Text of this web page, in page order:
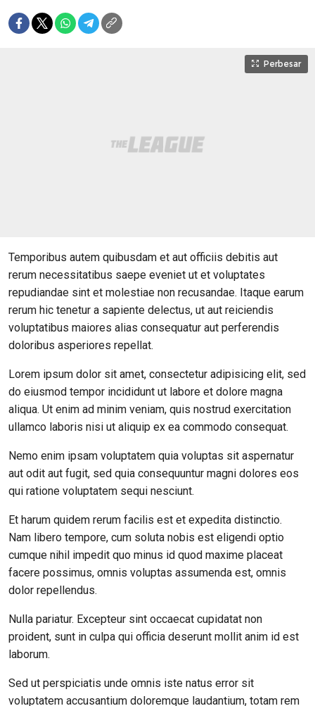
Perbesar
Temporibus autem quibusdam et aut officiis debitis aut
rerum necessitatibus saepe eveniet ut et voluptates
repudiandae sint et molestiae non recusandae. Itaque earum
rerum hic tenetur a sapiente delectus, ut aut reiciendis
voluptatibus maiores alias consequatur aut perferendis
doloribus asperiores repellat.
Lorem ipsum dolor sit amet, consectetur adipisicing elit, sed
do eiusmod tempor incididunt ut labore et dolore magna
aliqua. Ut enim ad minim veniam, quis nostrud exercitation
ullamco laboris nisi ut aliquip ex ea commodo consequat.
Nemo enim ipsam voluptatem quia voluptas sit aspernatur
aut odit aut fugit, sed quia consequuntur magni dolores eos
qui ratione voluptatem sequi nesciunt.
Et harum quidem rerum facilis est et expedita distinctio.
Nam libero tempore, cum soluta nobis est eligendi optio
cumque nihil impedit quo minus id quod maxime placeat
facere possimus, omnis voluptas assumenda est, omnis
dolor repellendus.
Nulla pariatur. Excepteur sint occaecat cupidatat non
proident, sunt in culpa qui officia deserunt mollit anim id est
laborum.
Sed ut perspiciatis unde omnis iste natus error sit
voluptatem accusantium doloremque laudantium, totam rem